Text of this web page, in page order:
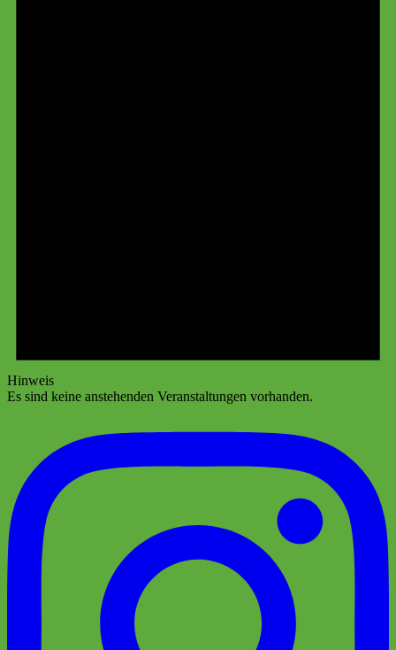
Hinweis
Es sind keine anstehenden Veranstaltungen vorhanden.